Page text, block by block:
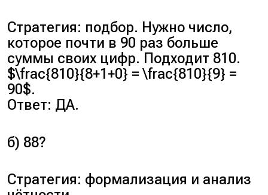
Стратегия: подбор. Нужно число,
которое почти в 90 раз больше
суммы своих цифр. Подходит 810.
$\frac{810}{8+1+0} = \frac{810}{9} =
90$.
Ответ: ДА.
б) 88?
Стратегия: формализация и анализ